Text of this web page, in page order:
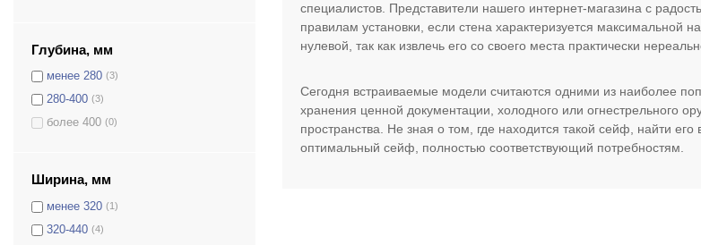
Глубина, мм
менее 280 (3)
280-400 (3)
более 400 (0)
Ширина, мм
менее 320 (1)
320-440 (4)
специалистов. Представители нашего интернет-магазина с
правилам установки, если стена характеризуется максимальной
нулевой, так как извлечь его со своего места практически
Сегодня встраиваемые модели считаются одними из наиболее
хранения ценной документации, холодного или огнестрельного
пространства. Не зная о том, где находится такой сейф, найти
оптимальный сейф, полностью соответствующий потребностям.